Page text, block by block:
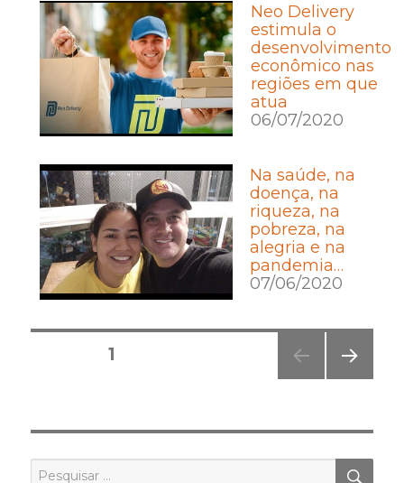
Neo Delivery
estimula o
desenvolvimento
econômico nas
regiões em que
atua
06/07/2020
Na saúde, na
doença, na
riqueza, na
pobreza, na
alegria e na
pandemia…
07/06/2020
Posts
PÁGINA1
NA